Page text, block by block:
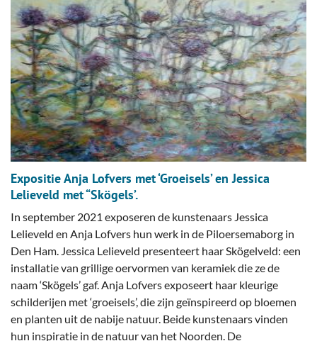
Expositie Anja Lofvers met ‘Groeisels’ en Jessica
Lelieveld met “Skögels’.
In september 2021 exposeren de kunstenaars Jessica
Lelieveld en Anja Lofvers hun werk in de Piloersemaborg in
Den Ham. Jessica Lelieveld presenteert haar Skögelveld: een
installatie van grillige oervormen van keramiek die ze de
naam ‘Skögels’ gaf. Anja Lofvers exposeert haar kleurige
schilderijen met ‘groeisels’, die zijn geïnspireerd op bloemen
en planten uit de nabije natuur. Beide kunstenaars vinden
hun inspiratie in de natuur van het Noorden. De